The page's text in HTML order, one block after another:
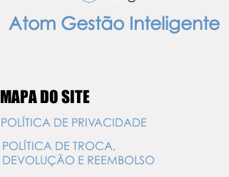
Atom Gestão Inteligente
MAPA DO SITE
POLÍTICA DE PRIVACIDADE
POLÍTICA DE TROCA,
DEVOLUÇÃO E REEMBOLSO